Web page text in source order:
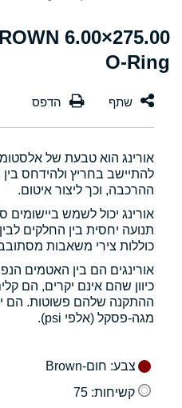
BROWN
O-Ring
אורינג הוא טבעת של
להתיישב בחריץ ולהידחס
ההרכבה, וכך ליצור איטום.
אורינג יכול לשמש ביישומים
תנועה יחסית בין החלקים
כוללות צירי משאבות
אורינגים הם בין האטמים
כיוון שהם אינם יקרים, הם
ההתקנה שלהם פשוטות. הם
מגה-פסקל (אלפי psi).
צבע: חום-Brown
קשיחות: 75